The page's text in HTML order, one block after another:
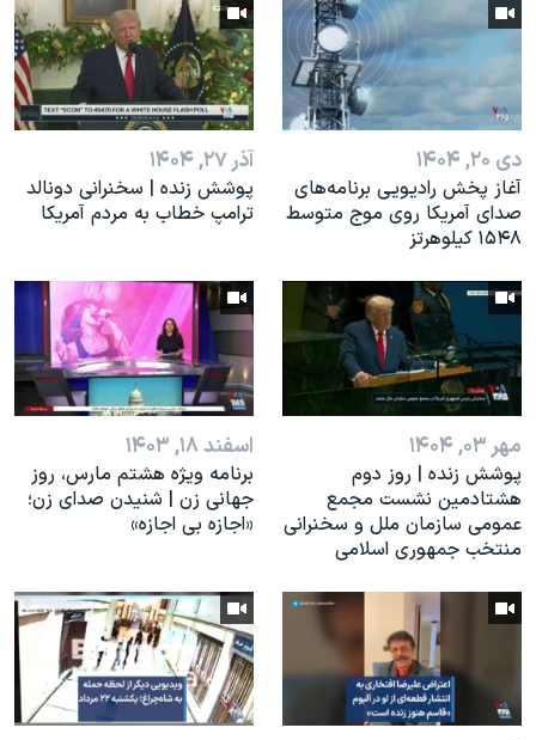
نرگس محمدی برنده جایزه نوبل صلح
همایش محافظه‌کاران آمریکا «سی‌پک»
صفحه‌های ویژه
سفر پرزیدنت ترامپ به چین دی ۲۰, ۱۴۰۴
آغاز پخش رادیویی برنامه‌های
صدای آمریکا روی موج متوسط
۱۵۴۸ کیلوهرتز
آذر ۲۷, ۱۴۰۴
پوشش زنده | سخنرانی دونالد
ترامپ خطاب به مردم آمریکا
مهر ۰۳, ۱۴۰۴
پوشش زنده | روز دوم
هشتادمین نشست مجمع
عمومی سازمان ملل و سخنرانی
منتخب جمهوری اسلامی
اسفند ۱۸, ۱۴۰۳
برنامه ویژه هشتم مارس، روز
جهانی زن | شنیدن صدای زن؛
«اجازه بی اجازه»